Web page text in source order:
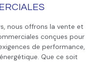
nous offrons la vente et
conçues pour
de performance,
Que ce soit